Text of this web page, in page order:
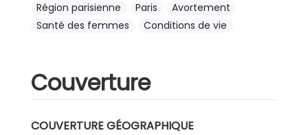
Région parisienne Paris
Avortement
Santé des femmes
Conditions de vie
Couverture
COUVERTURE GÉOGRAPHIQUE